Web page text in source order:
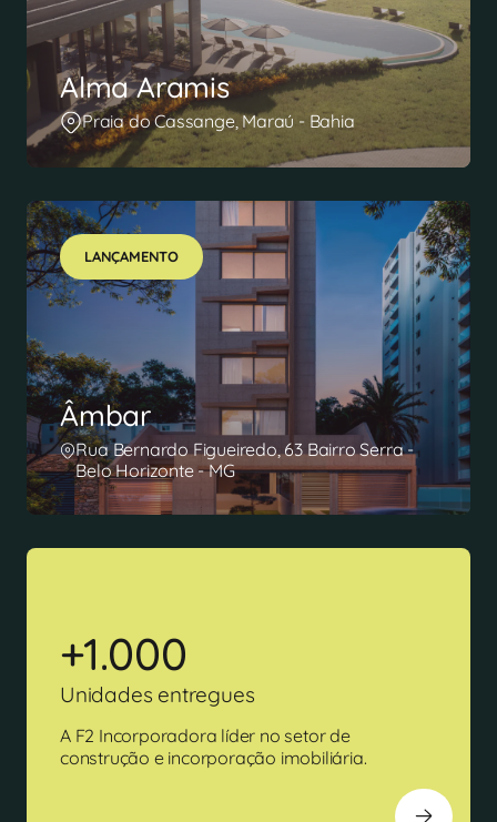
Alma Aramis
Praia do Cassange, Maraú - Bahia
LANÇAMENTO
Âmbar
Rua Bernardo Figueiredo, 63 Bairro Serra -
Belo Horizonte - MG
+1.000
Unidades entregues
A F2 Incorporadora líder no setor de
construção e incorporação imobiliária.